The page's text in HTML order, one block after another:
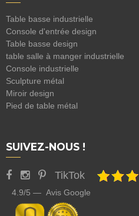
Table basse industrielle
Console d'entrée design
Table basse design
table salle à manger industrielle
Console industrielle
Sculpture métal
Miroir design
Pied de table métal
SUIVEZ-NOUS !
TikTok
4.9/5 — Avis Google